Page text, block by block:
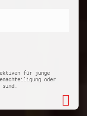
für junge
oder
sind.